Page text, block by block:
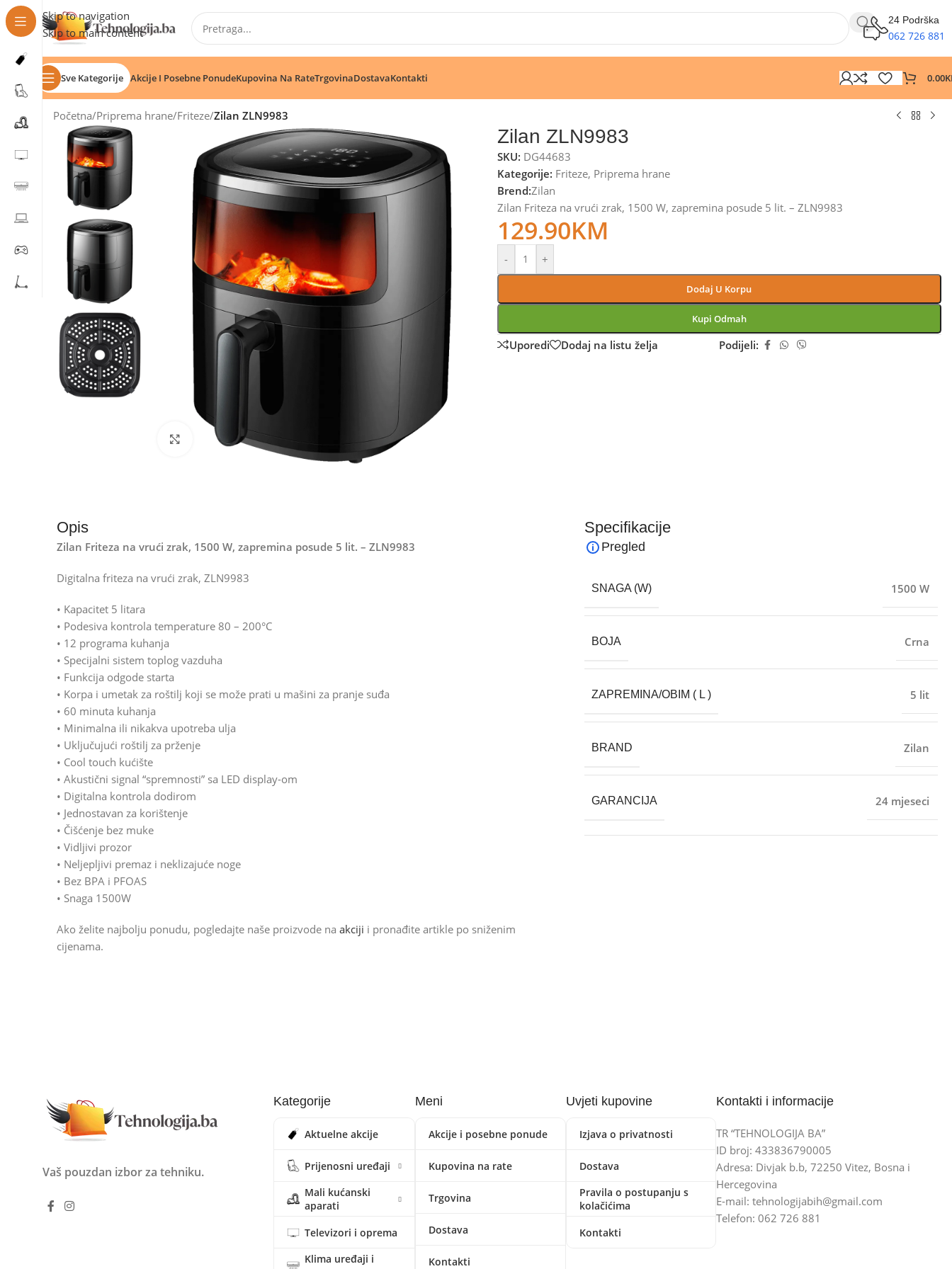
Skip to navigation
Skip to main content
24 Podrška
062 726 881
Sve Kategorije Akcije I Posebne PonudeKupovina Na RateTrgovinaDostavaKontakti 0.00
Početna/Priprema hrane/Friteze/Zilan ZLN9983
Kliknite za uvećanje
Zilan ZLN9983
SKU: DG44683
Kategorije: Friteze, Priprema hrane
Brend:Zilan
Zilan Friteza na vrući zrak, 1500 W, zapremina posude 5 lit. – ZLN9983
129.90KM
- +
Dodaj U Korpu
Kupi Odmah
Uporedi Dodaj na listu želja Podijeli:
Opis
Zilan Friteza na vrući zrak, 1500 W, zapremina posude 5 lit. – ZLN9983
Digitalna friteza na vrući zrak, ZLN9983
• Kapacitet 5 litara
• Podesiva kontrola temperature 80 – 200°C
• 12 programa kuhanja
• Specijalni sistem toplog vazduha
• Funkcija odgode starta
• Korpa i umetak za roštilj koji se može prati u mašini za pranje suđa
• 60 minuta kuhanja
• Minimalna ili nikakva upotreba ulja
• Uključujući roštilj za prženje
• Cool touch kućište
• Akustični signal “spremnosti” sa LED display-om
• Digitalna kontrola dodirom
• Jednostavan za korištenje
• Čišćenje bez muke
• Vidljivi prozor
• Neljepljivi premaz i neklizajuće noge
• Bez BPA i PFOAS
• Snaga 1500W
Ako želite najbolju ponudu, pogledajte naše proizvode na akciji i pronađite artikle po sniženim
cijenama.
Specifikacije
Pregled
SNAGA (W) 1500 W
BOJA Crna
ZAPREMINA/OBIM ( L ) 5 lit
BRAND Zilan
GARANCIJA 24 mjeseci
Vaš pouzdan izbor za tehniku.
Kategorije
Aktuelne akcije
Prijenosni uređaji
Mali kućanski
aparati
Televizori i oprema
Klima uređaji i
Meni
Akcije i posebne ponude
Kupovina na rate
Trgovina
Dostava
Kontakti
Uvjeti kupovine
Izjava o privatnosti
Dostava
Pravila o postupanju s
kolačićima
Kontakti
Kontakti i informacije
TR “TEHNOLOGIJA BA”
ID broj: 433836790005
Adresa: Divjak b.b, 72250 Vitez, Bosna i
Hercegovina
E-mail: tehnologijabih@gmail.com
Telefon: 062 726 881